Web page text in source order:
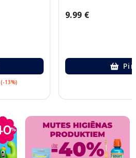
(-13%)
9.99 €